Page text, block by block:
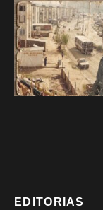
EDITORIAS